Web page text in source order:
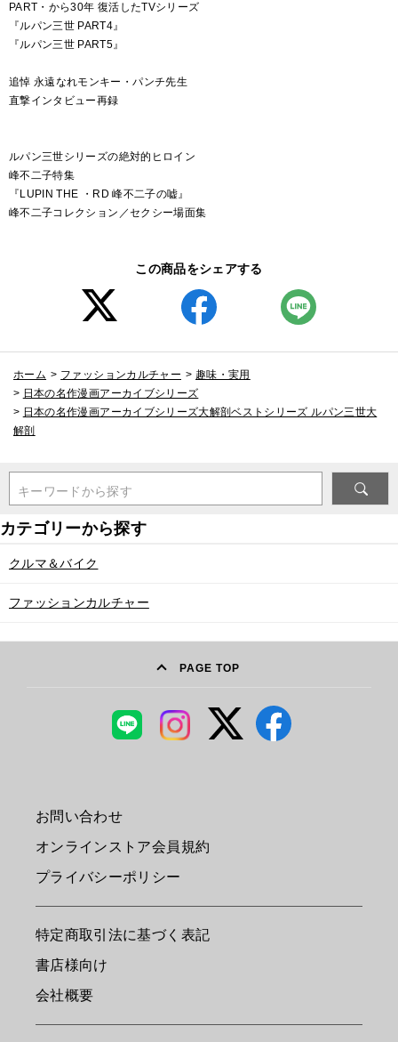
PART・から30年 復活したTVシリーズ
『ルパン三世 PART4』
『ルパン三世 PART5』
追悼 永遠なれモンキー・パンチ先生
直撃インタビュー再録
ルパン三世シリーズの絶対的ヒロイン
峰不二子特集
『LUPIN THE ・RD 峰不二子の嘘』
峰不二子コレクション／セクシー場面集
この商品をシェアする
ホーム > ファッションカルチャー > 趣味・実用
> 日本の名作漫画アーカイブシリーズ
> 日本の名作漫画アーカイブシリーズ大解剖ベストシリーズ ルパン三世大
解剖
キーワードから探す
クルマ＆バイク
ファッションカルチャー
PAGE TOP
お問い合わせ
オンラインストア会員規約
プライバシーポリシー
特定商取引法に基づく表記
書店様向け
会社概要